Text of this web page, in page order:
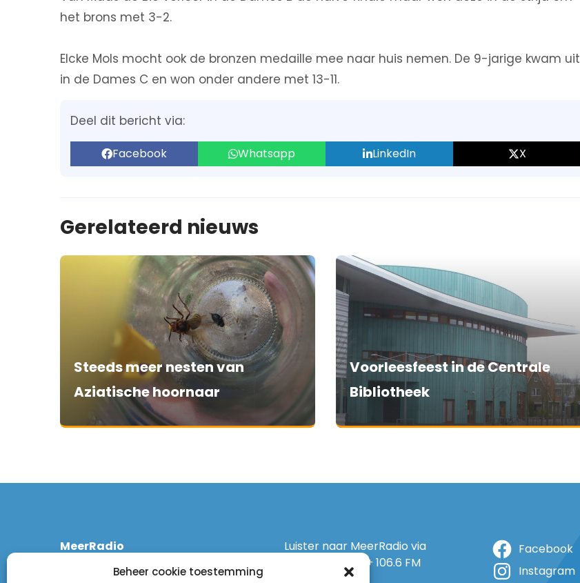
Beheer cookie toestemming
het brons met 3-2.
Elcke Mols mocht ook de bronzen medaille mee naar huis nemen. De 9-jarige kwam uit
in de Dames C en won onder andere met 13-11.
Deel dit bericht via:
Facebook Whatsapp LinkedIn X
Gerelateerd nieuws
Steeds meer nesten van
Aziatische hoornaar
Voorleesfeest in de Centrale
Bibliotheek
MeerRadio
2131 CT Hoofddorp
Luister naar MeerRadio via
Ether: 105.5 FM + 106.6 FM
DAB+ op 5A
Facebook
Instagram